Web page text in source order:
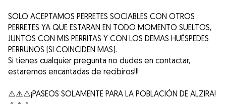
SOLO ACEPTAMOS PERRETES SOCIABLES CON OTROS
PERRETES YA QUE ESTARAN EN TODO MOMENTO SUELTOS,
JUNTOS CON MIS PERRITAS Y CON LOS DEMAS HUÉSPEDES
PERRUNOS (SI COINCIDEN MAS).
Si tienes cualquier pregunta no dudes en contactar,
estaremos encantadas de recibiros!!!
⚠️⚠️⚠️¡PASEOS SOLAMENTE PARA LA POBLACIÓN DE ALZIRA!